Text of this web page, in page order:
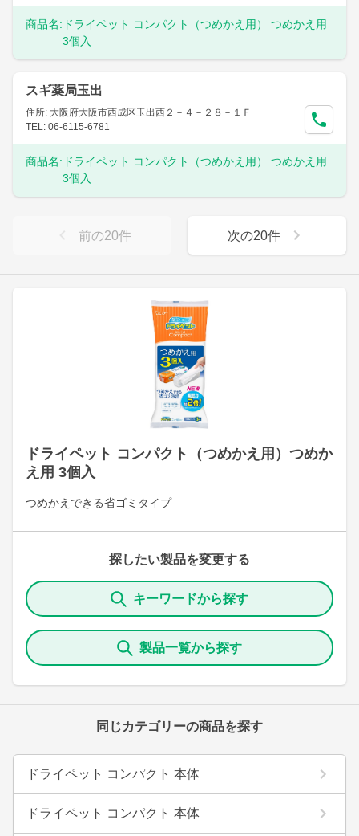
ドライペット コンパクト（つめかえ用）つめか
え用 3個入
つめかえできる省ゴミタイプ
探したい製品を変更する
キーワードから探す
製品一覧から探す
同じカテゴリーの商品を探す
ドライペット コンパクト 本体
ドライペット コンパクト 本体
商品名: ドライペット コンパクト（つめかえ用） つめかえ用
3個入
スギ薬局玉出
住所: 大阪府大阪市西成区玉出西２－４－２８－１Ｆ
TEL: 06-6115-6781
商品名: ドライペット コンパクト（つめかえ用） つめかえ用
3個入
前の20件 次の20件